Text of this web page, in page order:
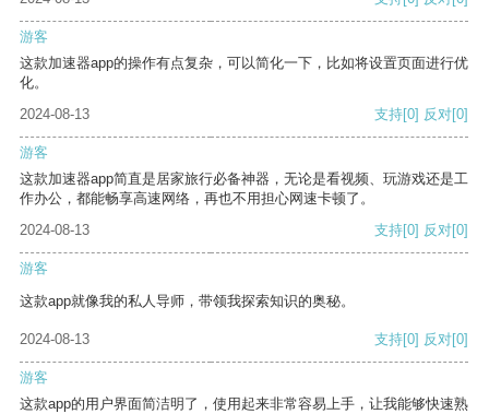
游客
这款加速器app的操作有点复杂，可以简化一下，比如将设置页面进行优
化。
2024-08-13
支持[0] 反对[0]
游客
这款加速器app简直是居家旅行必备神器，无论是看视频、玩游戏还是工
作办公，都能畅享高速网络，再也不用担心网速卡顿了。
2024-08-13
支持[0] 反对[0]
游客
这款app就像我的私人导师，带领我探索知识的奥秘。
2024-08-13 支持[0] 反对[0]
游客
这款app的用户界面简洁明了，使用起来非常容易上手，让我能够快速熟